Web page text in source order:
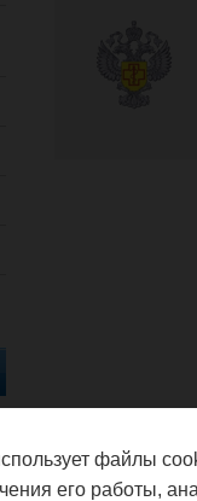
файлы
его работы,